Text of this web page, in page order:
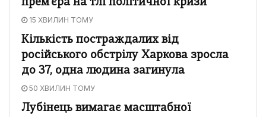
прем'єра на тлі політичної кризи
15 ХВИЛИН ТОМУ
Кількість постраждалих від
російського обстрілу Харкова зросла
до 37, одна людина загинула
50 ХВИЛИН ТОМУ
Лубінець вимагає масштабної